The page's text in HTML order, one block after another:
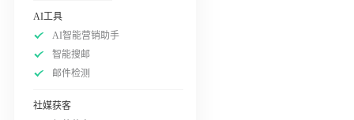
AI工具
AI智能营销助手
智能搜邮
邮件检测
社媒获客